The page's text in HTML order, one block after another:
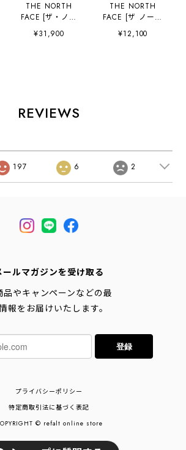
THE NORTH
FACE [ザ・ノー
ス・フェイス正規
代理店] Shuttle
ンリュック・ビジ
ネスシーン・アウ
¥31,900
THE NORTH
FACE [ザ ノース
フェイス正規代理
店] Shuttle
¥12,100
REVIEWS
197 6 2
ールマガジンを受け取る
品やキャンペーンなどの最
報をお届けいたします。
登録
プライバシーポリシー
特定商取引法に基づく表記
© refalt online store